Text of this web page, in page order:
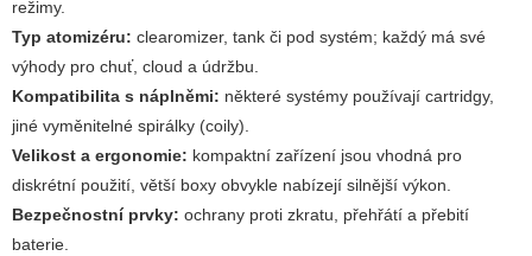
režimy.
Typ atomizéru: clearomizer, tank či pod systém; každý má své
výhody pro chuť, cloud a údržbu.
Kompatibilita s náplněmi: některé systémy používají cartridgy,
jiné vyměnitelné spirálky (coily).
Velikost a ergonomie: kompaktní zařízení jsou vhodná pro
diskrétní použití, větší boxy obvykle nabízejí silnější výkon.
Bezpečnostní prvky: ochrany proti zkratu, přehřátí a přebití
baterie.